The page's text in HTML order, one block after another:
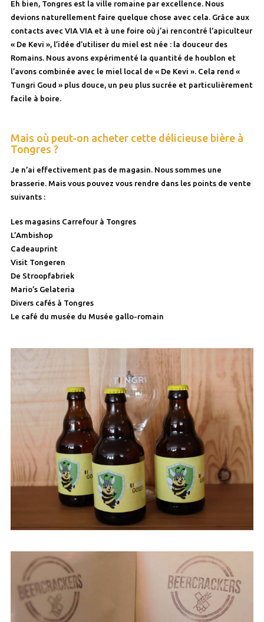
Eh bien, Tongres est la ville romaine par excellence. Nous
devions naturellement faire quelque chose avec cela. Grâce aux
contacts avec VIA VIA et à une foire où j’ai rencontré l’apiculteur
« De Kevi », l’idée d’utiliser du miel est née : la douceur des
Romains. Nous avons expérimenté la quantité de houblon et
l’avons combinée avec le miel local de « De Kevi ». Cela rend «
Tungri Goud » plus douce, un peu plus sucrée et particulièrement
facile à boire.
Mais où peut-on acheter cette délicieuse bière à
Tongres ?
Je n’ai effectivement pas de magasin. Nous sommes une
brasserie. Mais vous pouvez vous rendre dans les points de vente
suivants :
Les magasins Carrefour à Tongres
L’Ambishop
Cadeauprint
Visit Tongeren
De Stroopfabriek
Mario’s Gelateria
Divers cafés à Tongres
Le café du musée du Musée gallo-romain